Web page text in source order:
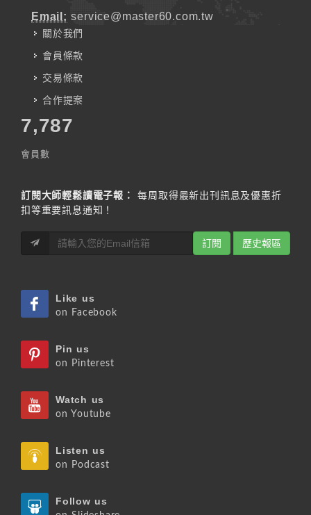
Email: service@master60.com.tw
關於我們
會員條款
交易條款
合作提案
7,787
會員數
訂閱大師輕鬆讀電子報：
每周取得最新出刊訊息及優惠折
扣等重要訊息通知！
訂閱 歷史報區
Like us
on Facebook
Pin us
on Pinterest
Watch us
on Youtube
Listen us
on Podcast
Follow us